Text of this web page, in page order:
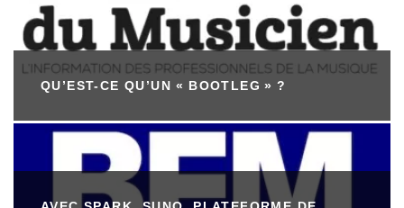
QU’EST-CE QU’UN « BOOTLEG » ?